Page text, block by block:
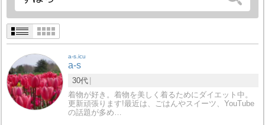
a-s.icu
a-s
30代
着物が好き。着物を美しく着るためにダイエット中。
更新頑張ります!最近は、ごはんやスイーツ、YouTube
の話題が多め…